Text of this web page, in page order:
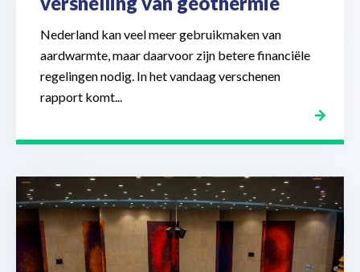
Nederland kan veel meer gebruikmaken van
aardwarmte, maar daarvoor zijn betere financiële
regelingen nodig. In het vandaag verschenen
rapport komt...